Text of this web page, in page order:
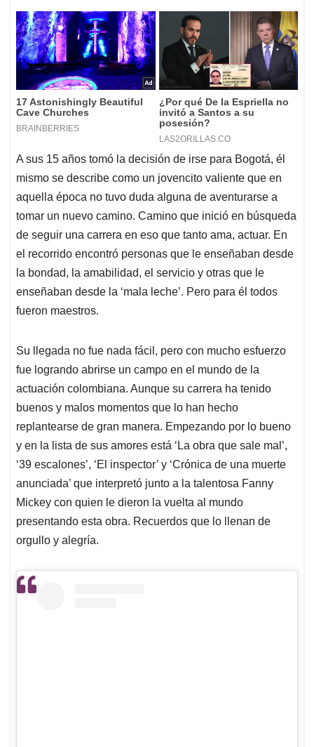
A sus 15 años tomó la decisión de irse para Bogotá, él
mismo se describe como un jovencito valiente que en
aquella época no tuvo duda alguna de aventurarse a
tomar un nuevo camino. Camino que inició en búsqueda
de seguir una carrera en eso que tanto ama, actuar. En
el recorrido encontró personas que le enseñaban desde
la bondad, la amabilidad, el servicio y otras que le
enseñaban desde la ‘mala leche’. Pero para él todos
fueron maestros.
Su llegada no fue nada fácil, pero con mucho esfuerzo
fue logrando abrirse un campo en el mundo de la
actuación colombiana. Aunque su carrera ha tenido
buenos y malos momentos que lo han hecho
replantearse de gran manera. Empezando por lo bueno
y en la lista de sus amores está ‘La obra que sale mal’,
‘39 escalones’, ‘El inspector’ y ‘Crónica de una muerte
anunciada’ que interpretó junto a la talentosa Fanny
Mickey con quien le dieron la vuelta al mundo
presentando esta obra. Recuerdos que lo llenan de
orgullo y alegría.